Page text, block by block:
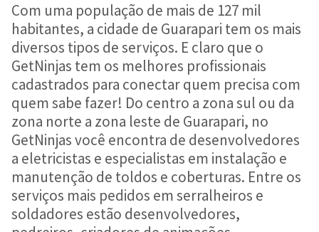
Com uma população de mais de 127 mil
habitantes, a cidade de Guarapari tem os mais
diversos tipos de serviços. E claro que o
GetNinjas tem os melhores profissionais
cadastrados para conectar quem precisa com
quem sabe fazer! Do centro a zona sul ou da
zona norte a zona leste de Guarapari, no
GetNinjas você encontra de desenvolvedores
a eletricistas e especialistas em instalação e
manutenção de toldos e coberturas. Entre os
serviços mais pedidos em serralheiros e
soldadores estão desenvolvedores,